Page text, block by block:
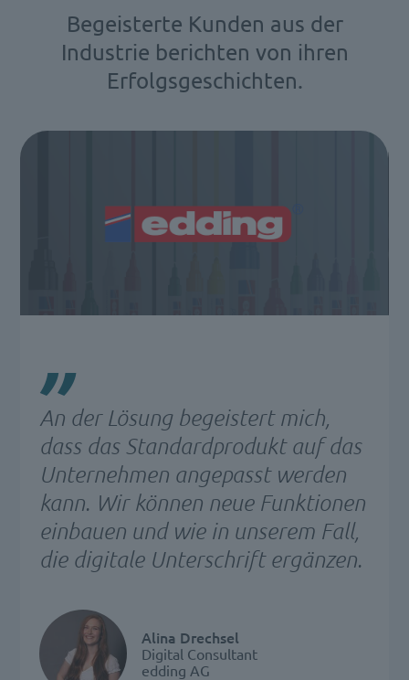
Begeisterte Kunden aus der
Industrie berichten von ihren
Erfolgsgeschichten.
An der Lösung begeistert mich,
dass das Standardprodukt auf das
Unternehmen angepasst werden
kann. Wir können neue Funktionen
einbauen und wie in unserem Fall,
die digitale Unterschrift ergänzen.
Alina Drechsel
Digital Consultant
edding AG